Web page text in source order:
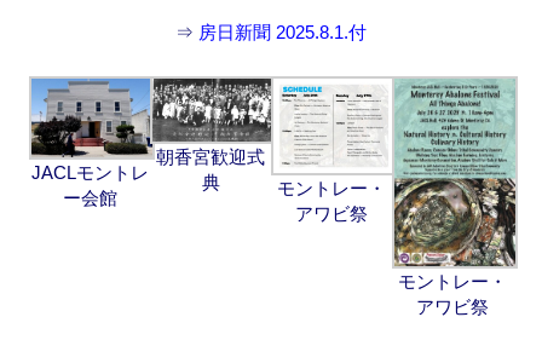
⇒ 房日新聞 2025.8.1.付
JACLモントレ
ー会館
朝香宮歓迎式
典
モントレー・
アワビ祭
モントレー・
アワビ祭